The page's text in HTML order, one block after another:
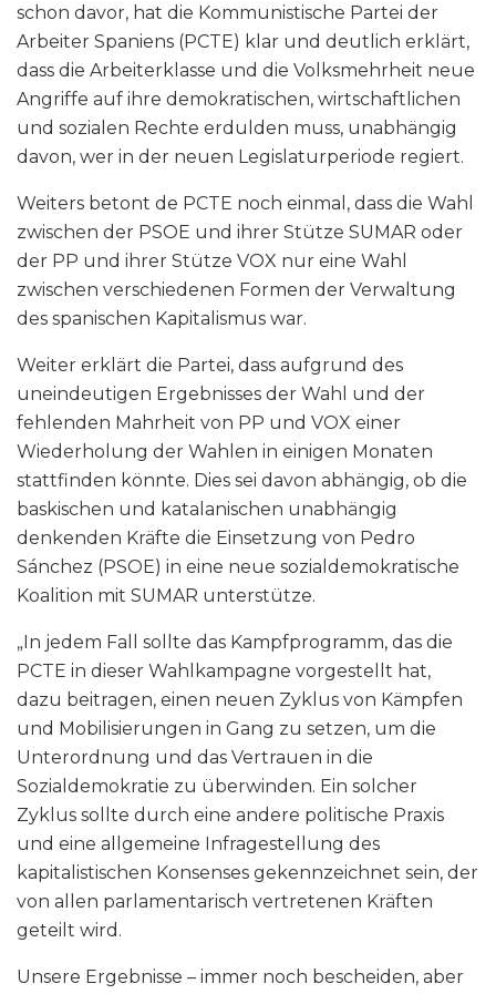
schon davor, hat die Kommunistische Partei der
Arbeiter Spaniens (PCTE) klar und deutlich erklärt,
dass die Arbeiterklasse und die Volksmehrheit neue
Angriffe auf ihre demokratischen, wirtschaftlichen
und sozialen Rechte erdulden muss, unabhängig
davon, wer in der neuen Legislaturperiode regiert.
Weiters betont de PCTE noch einmal, dass die Wahl
zwischen der PSOE und ihrer Stütze SUMAR oder
der PP und ihrer Stütze VOX nur eine Wahl
zwischen verschiedenen Formen der Verwaltung
des spanischen Kapitalismus war.
Weiter erklärt die Partei, dass aufgrund des
uneindeutigen Ergebnisses der Wahl und der
fehlenden Mahrheit von PP und VOX einer
Wiederholung der Wahlen in einigen Monaten
stattfinden könnte. Dies sei davon abhängig, ob die
baskischen und katalanischen unabhängig
denkenden Kräfte die Einsetzung von Pedro
Sánchez (PSOE) in eine neue sozialdemokratische
Koalition mit SUMAR unterstütze.
„In jedem Fall sollte das Kampfprogramm, das die
PCTE in dieser Wahlkampagne vorgestellt hat,
dazu beitragen, einen neuen Zyklus von Kämpfen
und Mobilisierungen in Gang zu setzen, um die
Unterordnung und das Vertrauen in die
Sozialdemokratie zu überwinden. Ein solcher
Zyklus sollte durch eine andere politische Praxis
und eine allgemeine Infragestellung des
kapitalistischen Konsenses gekennzeichnet sein, der
von allen parlamentarisch vertretenen Kräften
geteilt wird.
Unsere Ergebnisse – immer noch bescheiden, aber